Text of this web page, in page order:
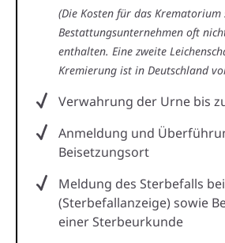
(Die Kosten für das
Bestattungsunternehmen oft
enthalten. Eine zweite
Kremierung ist in Deutschland
Verwahrung der Urne bis
Anmeldung und
Beisetzungsort
Meldung des Sterbefalls
(Sterbefallanzeige) sowie
einer Sterbeurkunde